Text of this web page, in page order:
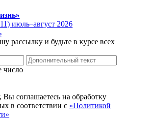
июль–август 2026
рассылку и будьте в курсе всех
число
соглашаетесь на обработку
в соответствии с «Политикой